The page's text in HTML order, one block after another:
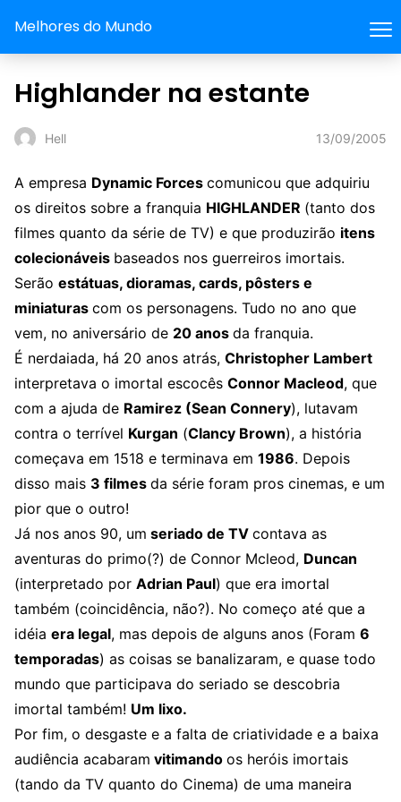
Melhores do Mundo
Highlander na estante
Hell 13/09/2005
A empresa Dynamic Forces comunicou que adquiriu
os direitos sobre a franquia HIGHLANDER (tanto dos
filmes quanto da série de TV) e que produzirão itens
colecionáveis baseados nos guerreiros imortais.
Serão estátuas, dioramas, cards, pôsters e
miniaturas com os personagens. Tudo no ano que
vem, no aniversário de 20 anos da franquia.
É nerdaiada, há 20 anos atrás, Christopher Lambert
interpretava o imortal escocês Connor Macleod, que
com a ajuda de Ramirez (Sean Connery), lutavam
contra o terrível Kurgan (Clancy Brown), a história
começava em 1518 e terminava em 1986. Depois
disso mais 3 filmes da série foram pros cinemas, e um
pior que o outro!
Já nos anos 90, um seriado de TV contava as
aventuras do primo(?) de Connor Mcleod, Duncan
(interpretado por Adrian Paul) que era imortal
também (coincidência, não?). No começo até que a
idéia era legal, mas depois de alguns anos (Foram 6
temporadas) as coisas se banalizaram, e quase todo
mundo que participava do seriado se descobria
imortal também! Um lixo.
Por fim, o desgaste e a falta de criatividade e a baixa
audiência acabaram vitimando os heróis imortais
(tando da TV quanto do Cinema) de uma maneira